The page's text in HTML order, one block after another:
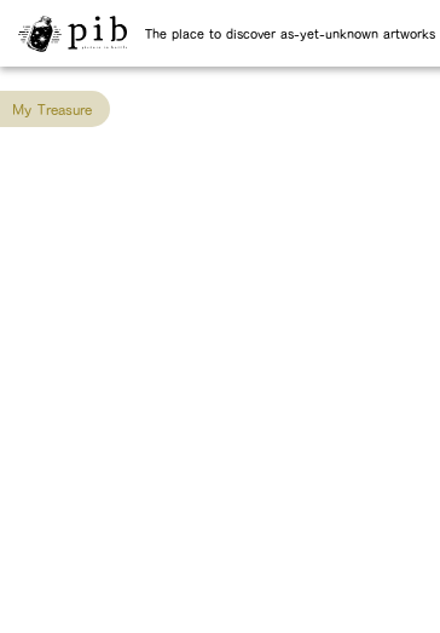
The place to discover as-yet-unknown artworks
My Treasure